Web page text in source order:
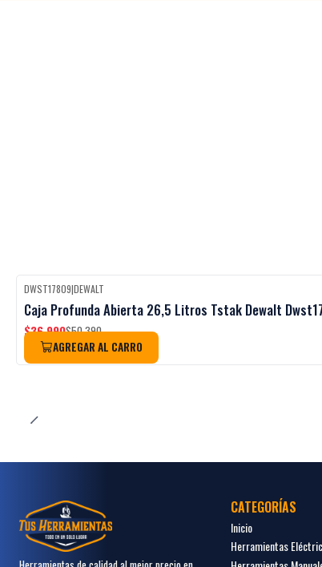
-27%OFF
DWST17809|DEWALT
Caja Profunda Abierta 26,5 Litros Tstak Dewalt
$36.990$50.390
AGREGAR AL CARRO
CATEGORÍAS
Inicio
Herramientas